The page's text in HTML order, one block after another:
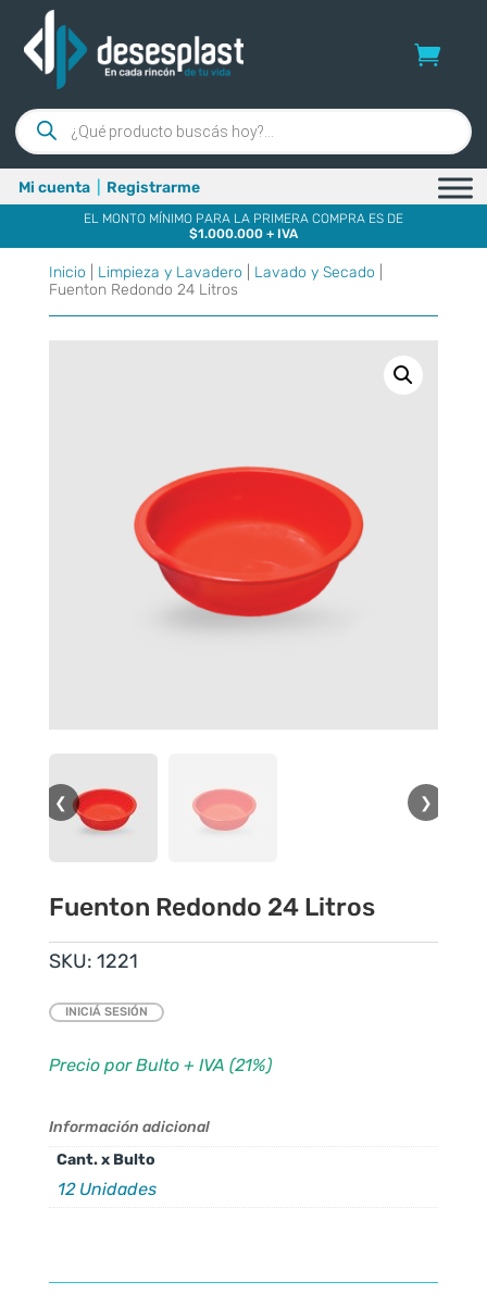
Búsqueda
de
productos
Mi cuenta Registrarme
EL MONTO MÍNIMO PARA LA PRIMERA COMPRA ES DE
$1.000.000 + IVA
Inicio Limpieza y Lavadero Lavado y Secado
Fuenton Redondo 24 Litros
❮ ❯
Fuenton Redondo 24 Litros
SKU: 1221
INICIÁ SESIÓN
Precio por Bulto + IVA (21%)
Información adicional
Cant. x Bulto
12 Unidades